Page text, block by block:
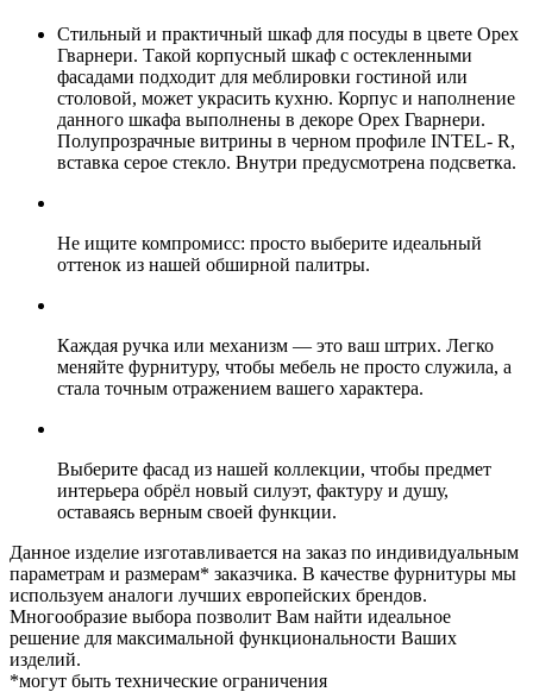
Стильный и практичный шкаф для посуды в цвете Орех
Гварнери. Такой корпусный шкаф с остекленными
фасадами подходит для меблировки гостиной или
столовой, может украсить кухню. Корпус и наполнение
данного шкафа выполнены в декоре Орех Гварнери.
Полупрозрачные витрины в черном профиле INTEL- R,
вставка серое стекло. Внутри предусмотрена подсветка.
Не ищите компромисс: просто выберите идеальный
оттенок из нашей обширной палитры.
Каждая ручка или механизм — это ваш штрих. Легко
меняйте фурнитуру, чтобы мебель не просто служила, а
стала точным отражением вашего характера.
Выберите фасад из нашей коллекции, чтобы предмет
интерьера обрёл новый силуэт, фактуру и душу,
оставаясь верным своей функции.
Данное изделие изготавливается на заказ по индивидуальным
параметрам и размерам* заказчика. В качестве фурнитуры мы
используем аналоги лучших европейских брендов.
Многообразие выбора позволит Вам найти идеальное
решение для максимальной функциональности Ваших
изделий.
*могут быть технические ограничения